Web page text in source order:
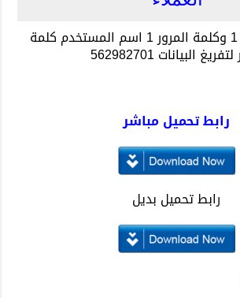
اسم المستخدم 1 وكلمة المرور 1 اسم المستخدم كلمة
البيانات 562982701
رابط تحميل مباشر
رابط تحميل بديل